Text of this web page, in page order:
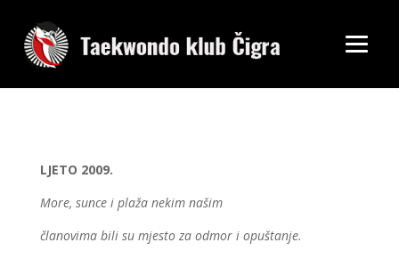
LJETO 2009.
More, sunce i plaža nekim našim
članovima bili su mjesto za odmor i opuštanje.